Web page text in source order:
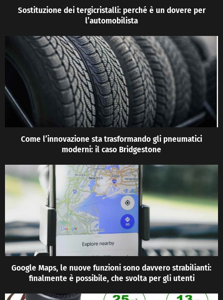
Sostituzione dei tergicristalli: perché è un dovere per
l’automobilista
Come l’innovazione sta trasformando gli pneumatici
moderni: il caso Bridgestone
Google Maps, le nuove funzioni sono davvero strabilianti:
finalmente è possibile, che svolta per gli utenti